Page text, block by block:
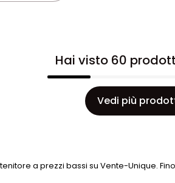
Hai visto 60
Vedi più
a prezzi bassi su Vente-Unique.